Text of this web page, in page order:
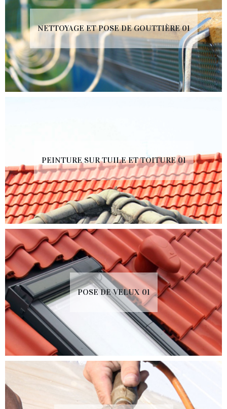
NETTOYAGE ET POSE DE GOUTTIÈRE 01
PEINTURE SUR TUILE ET TOITURE 01
POSE DE VELUX 01